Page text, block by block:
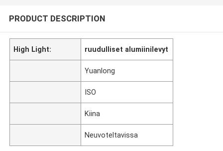
PRODUCT DESCRIPTION
High Light: ruudulliset alumiinilevyt
Yuanlong
ISO
Kiina
Neuvoteltavissa